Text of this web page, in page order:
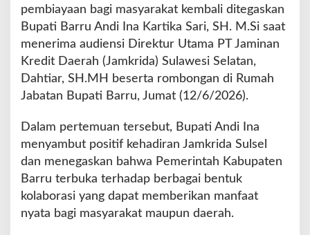
p
t
i
A
n
i
n
a
D
r
o
n
pembiayaan bagi masyarakat kembali ditegaskan
Bupati Barru Andi Ina Kartika Sari, SH. M.Si saat
menerima audiensi Direktur Utama PT Jaminan
Kredit Daerah (Jamkrida) Sulawesi Selatan,
Dahtiar, SH.MH beserta rombongan di Rumah
Jabatan Bupati Barru, Jumat (12/6/2026).
Dalam pertemuan tersebut, Bupati Andi Ina
menyambut positif kehadiran Jamkrida Sulsel
dan menegaskan bahwa Pemerintah Kabupaten
Barru terbuka terhadap berbagai bentuk
kolaborasi yang dapat memberikan manfaat
nyata bagi masyarakat maupun daerah.